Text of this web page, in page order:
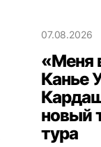
07.08.2026
«Меня
Канье
новый
тура